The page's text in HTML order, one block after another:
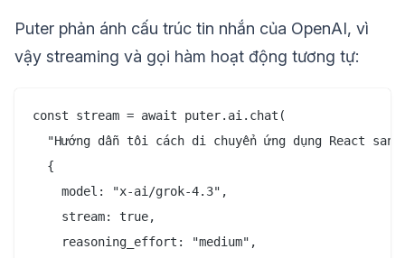
Puter phản ánh cấu trúc tin nhắn của OpenAI, vì
vậy streaming và gọi hàm hoạt động tương tự:
const stream = await puter.ai.chat(
"Hướng dẫn tôi cách di chuyển ứng dụng React
  {
    model: "x-ai/grok-4.3",
    stream: true,
    reasoning_effort: "medium",